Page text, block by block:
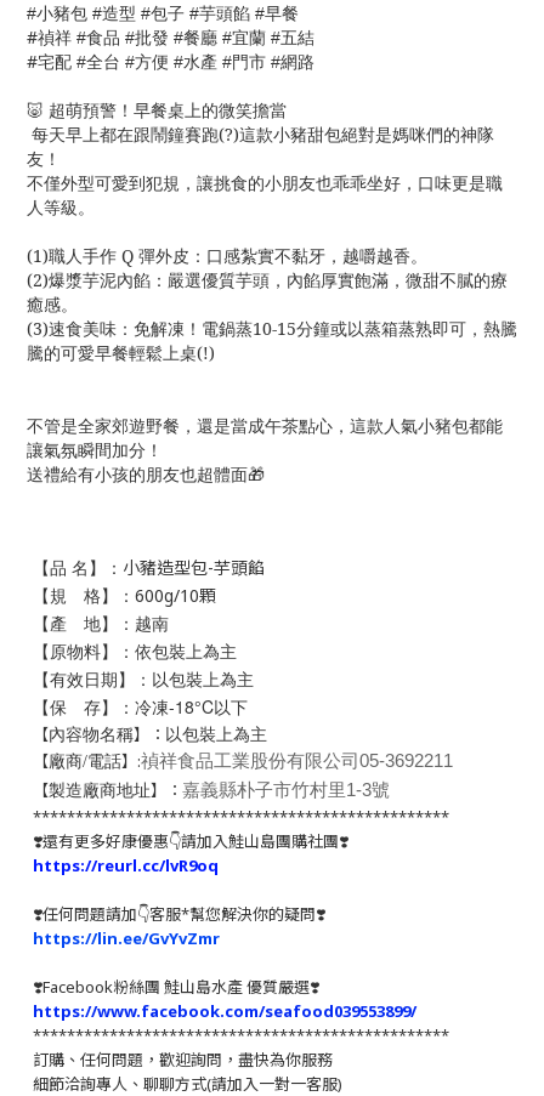
#小豬包 #造型 #包子 #芋頭餡 #早餐
#禎祥 #食品 #批發 #餐廳 #宜蘭 #五結
#宅配 #全台 #方便 #水產 #門市 #網路
🐷 超萌預警！早餐桌上的微笑擔當
每天早上都在跟鬧鐘賽跑(?)這款小豬甜包絕對是媽咪們的神隊
友！
不僅外型可愛到犯規，讓挑食的小朋友也乖乖坐好，口味更是職
人等級。
(1)職人手作 Q 彈外皮：口感紮實不黏牙，越嚼越香。
(2)爆漿芋泥內餡：嚴選優質芋頭，內餡厚實飽滿，微甜不膩的療
癒感。
(3)速食美味：免解凍！電鍋蒸10-15分鐘或以蒸箱蒸熟即可，熱騰
騰的可愛早餐輕鬆上桌(!)
不管是全家郊遊野餐，還是當成午茶點心，這款人氣小豬包都能
讓氣氛瞬間加分！
送禮給有小孩的朋友也超體面🎁
【品 名】： 小豬造型包-芋頭餡
【規 格】 ： 600g/10顆
【產 地】：越南
【原物料】：依包裝上為主
【有效日期】：以包裝上為主
【保 存】：冷凍-18°C以下
【內容物名稱】： 以包裝上為主
【廠商/電話】:禎祥食品工業股份有限公司05-3692211
【製造廠商地址】： 嘉義縣朴子市竹村里1-3號
*************************************************
❣️還有更多好康優惠👇請加入鮭山島團購社團❣️
https://reurl.cc/lvR9oq
❣️任何問題請加👇客服*幫您解決你的疑問❣️
https://lin.ee/GvYvZmr
❣️Facebook粉絲團 鮭山島水產 優質嚴選❣️
https://www.facebook.com/seafood039553899/
*************************************************
訂購、任何問題，歡迎詢問，盡快為你服務
細節洽詢專人、聊聊方式(請加入一對一客服)